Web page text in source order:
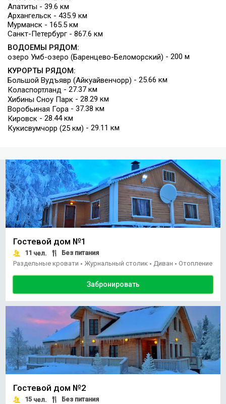
Апатиты - 39.6 км
Архангельск - 435.9 км
Мурманск - 165.5 км
Санкт-Петербург - 867.6 км
ВОДОЕМЫ РЯДОМ:
озеро Умб-озеро (Баренцево-Беломорский) - 200 м
КУРОРТЫ РЯДОМ:
Большой Вудъявр (Айкуайвенчорр) - 25.66 км
Коласпортланд - 27.37 км
Хибины Сноу Парк - 28.29 км
Воробьиная Гора - 37.38 км
Кировск - 28.44 км
Кукисвумчорр (25 км) - 29.11 км
Гостевой дом №1
11 чел.
Без питания
Раздельные кровати • Журнальный столик • Диван • Отопление
Забронировать
Гостевой дом №2
15 чел.
Без питания